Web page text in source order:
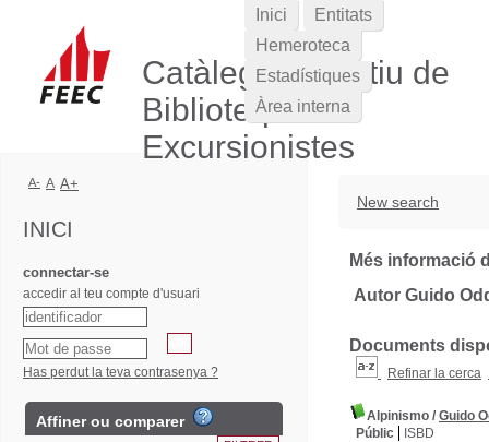
Catàleg Col·lectiu de
Biblioteques
Excursionistes
New search
Més informació
Autor Guido
Documents
Refinar la cerca
Alpinismo / Guido
Públic
ISBD
Inici
Entitats
Hemeroteca
Estadístiques
Àrea interna
A- A A+
INICI
connectar-se
accedir al teu compte d'usuari
Has perdut la teva contrasenya ?
Affiner ou comparer